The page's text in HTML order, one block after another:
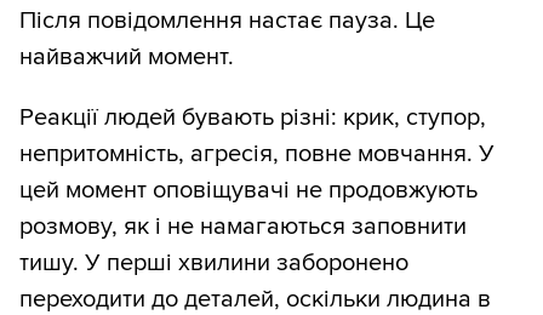
Після повідомлення настає пауза. Це
найважчий момент.
Реакції людей бувають різні: крик, ступор,
непритомність, агресія, повне мовчання. У
цей момент оповіщувачі не продовжують
розмову, як і не намагаються заповнити
тишу. У перші хвилини заборонено
переходити до деталей, оскільки людина в